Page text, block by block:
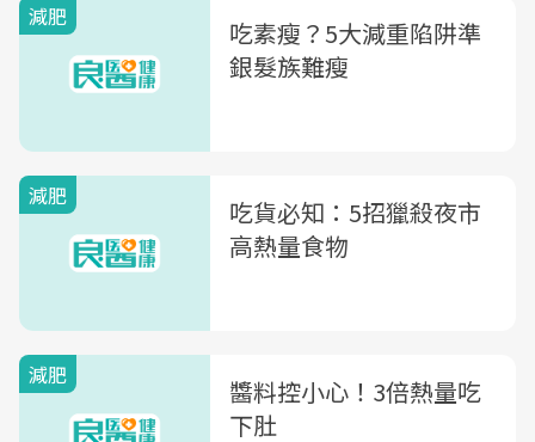
減肥
吃素瘦？5大減重陷阱準
銀髮族難瘦
減肥
吃貨必知：5招獵殺夜市
高熱量食物
減肥
醬料控小心！3倍熱量吃
下肚